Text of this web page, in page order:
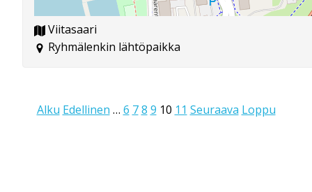
Viitasaari
Ryhmälenkin lähtöpaikka
Alku Edellinen … 6 7 8 9 10 11 Seuraava Loppu